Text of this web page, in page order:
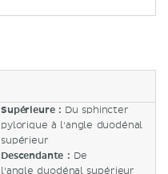
Supérieure : Du sphincter
pylorique à l'angle duodénal
supérieur
Descendante : De
l'angle duodénal supérieur